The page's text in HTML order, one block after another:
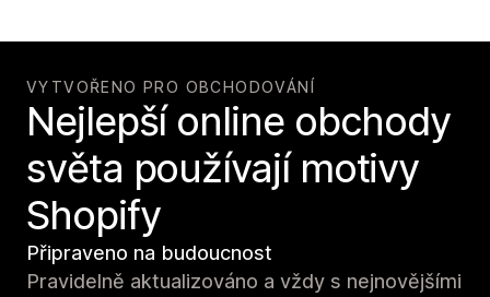
VYTVOŘENO PRO OBCHODOVÁNÍ
Nejlepší online obchody
světa používají motivy
Shopify
Připraveno na budoucnost
Pravidelně aktualizováno a vždy s nejnovějšími